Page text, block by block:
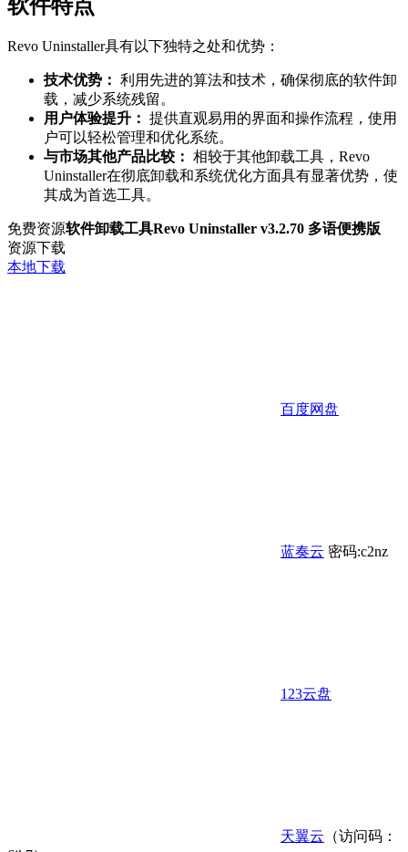
软件特点
Revo Uninstaller具有以下独特之处和优势：
技术优势： 利用先进的算法和技术，确保彻底的软件卸
载，减少系统残留。
用户体验提升： 提供直观易用的界面和操作流程，使用
户可以轻松管理和优化系统。
与市场其他产品比较： 相较于其他卸载工具，Revo
Uninstaller在彻底卸载和系统优化方面具有显著优势，使
其成为首选工具。
免费资源软件卸载工具Revo Uninstaller v3.2.70 多语便携版
资源下载
本地下载
百度网盘
蓝奏云 密码:c2nz
123云盘
天翼云 （访问码：